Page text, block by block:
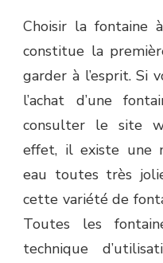
Choisir la fontaine
constitue la
garder à l’esprit. Si
l’achat d’une
consulter le site
effet, il existe une
eau toutes très
cette variété de
Toutes les
technique